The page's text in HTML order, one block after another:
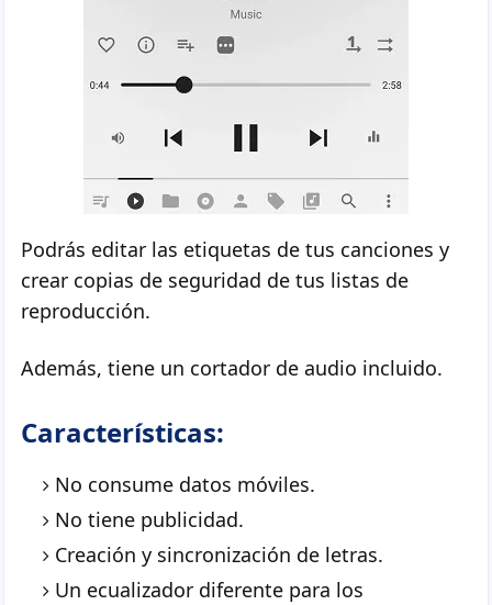
Podrás editar las etiquetas de tus canciones y
crear copias de seguridad de tus listas de
reproducción.
Además, tiene un cortador de audio incluido.
Características:
No consume datos móviles.
No tiene publicidad.
Creación y sincronización de letras.
Un ecualizador diferente para los